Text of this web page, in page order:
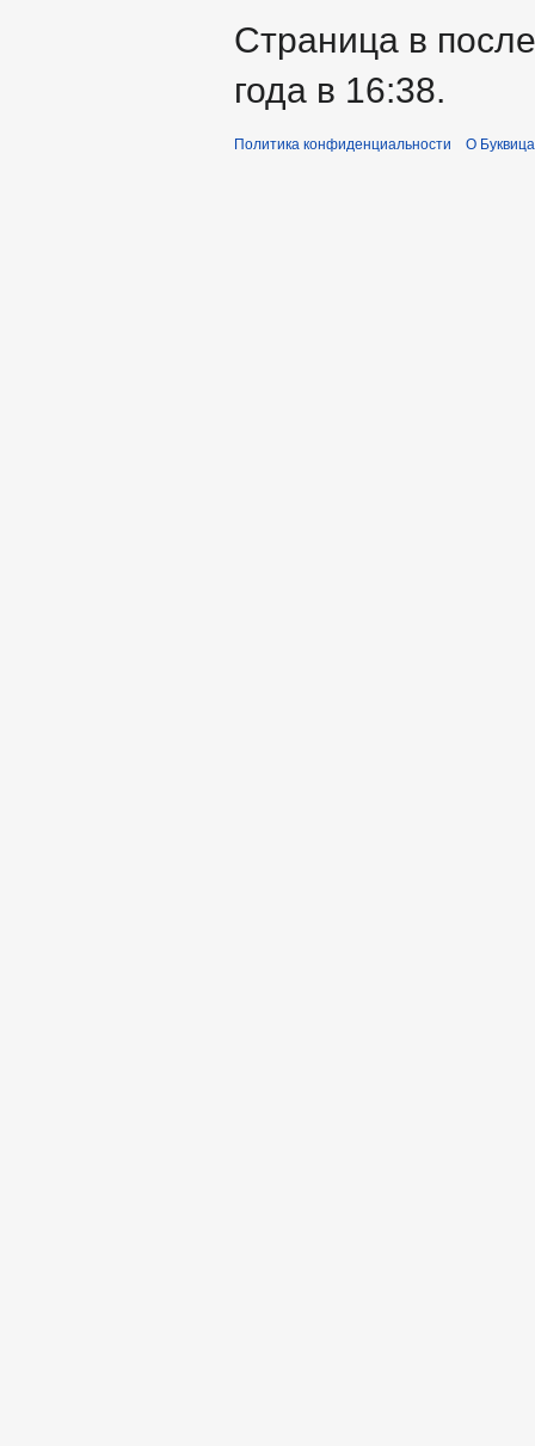
Страница в
года в 16:38.
Политика конфиденциальности О Буквица